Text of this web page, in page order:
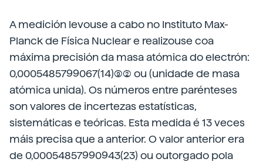
A medición levouse a cabo no Instituto Max-
Planck de Física Nuclear e realizouse coa
máxima precisión da masa atómica do electrón:
0,0005485799067(14)(9)(2) ou (unidade de masa
atómica unida). Os números entre parénteses
son valores de incertezas estatísticas,
sistemáticas e teóricas. Esta medida é 13 veces
máis precisa que a anterior. O valor anterior era
de 0,00054857990943(23) ou outorgado pola